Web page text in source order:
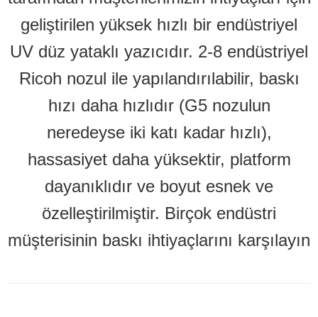
geliştirilen yüksek hızlı bir endüstriyel
UV düz yataklı yazıcıdır. 2-8 endüstriyel
Ricoh nozul ile yapılandırılabilir, baskı
hızı daha hızlıdır (G5 nozulun
neredeyse iki katı kadar hızlı),
hassasiyet daha yüksektir, platform
dayanıklıdır ve boyut esnek ve
özelleştirilmiştir. Birçok endüstri
müşterisinin baskı ihtiyaçlarını karşılayın